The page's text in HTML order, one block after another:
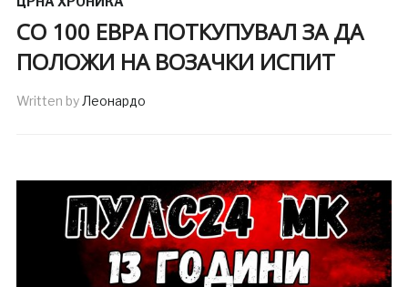
СО 100 ЕВРА ПОТКУПУВАЛ ЗА ДА
ПОЛОЖИ НА ВОЗАЧКИ ИСПИТ
Written byЛеонардо